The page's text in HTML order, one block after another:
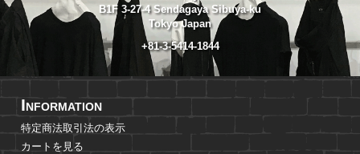
B1F 3-27-4 Sendagaya Sibuya-ku
Tokyo Japan
+81-3-5414-1844
INFORMATION
特定商法取引法の表示
カートを見る